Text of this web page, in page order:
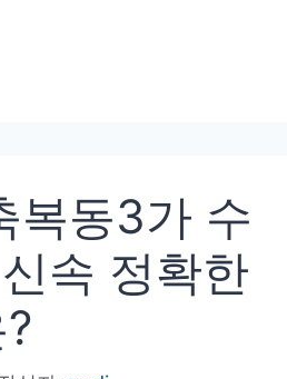
복동3가 수
속 정확한